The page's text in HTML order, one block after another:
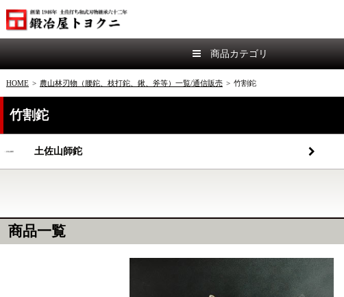
商品カテゴリ
HOME > 農山林刃物（腰鉈、枝打鉈、鍬、斧等）一覧/通信販売 > 竹割鉈
竹割鉈
土佐山師鉈
商品一覧